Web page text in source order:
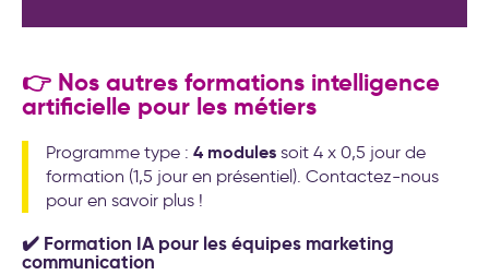
👉 Nos autres formations intelligence
artificielle pour les métiers
Programme type : 4 modules soit 4 x 0,5 jour de
formation (1,5 jour en présentiel). Contactez-nous
pour en savoir plus !
✔️ Formation IA pour les équipes marketing
communication